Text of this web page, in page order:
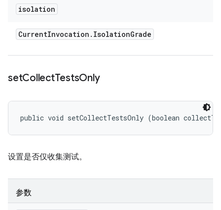
isolation
CurrentInvocation . IsolationGrade
setCollectTestsOnly
public void setCollectTestsOnly (boolean
设置是否仅收集测试。
参数